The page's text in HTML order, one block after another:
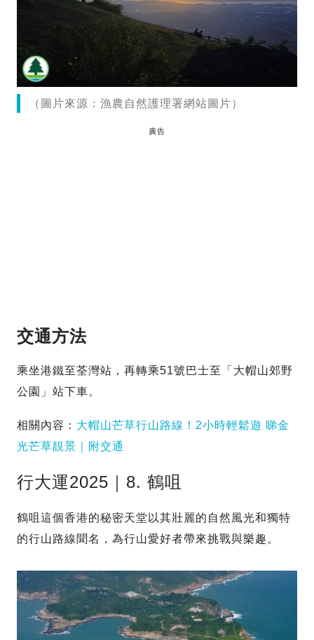
（圖片來源：漁農自然護理署網站圖片）
廣告
交通方法
乘坐港鐵至荃灣站，再轉乘51號巴士至「大帽山郊野
公園」站下車。
相關內容： 大帽山芒草行山路線！2小時輕鬆遊 睇金
光芒草靚景｜附交通
行大運2025｜8. 鶴咀
鶴咀這個香港的秘密天堂以其壯麗的自然風光和獨特
的行山路線聞名，為行山愛好者帶來挑戰與樂趣。